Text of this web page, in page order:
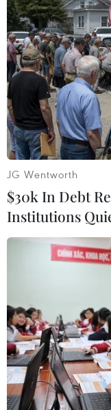
Nền kinh tế Việt
tín dụng là chìa
nên việc khống
cân nhắc hàng
Nhiều chuyên gia
là giải pháp
Thông tin về
trường quan
hàng đã chạm
JG Wentworth
$30k In Debt
Institutions